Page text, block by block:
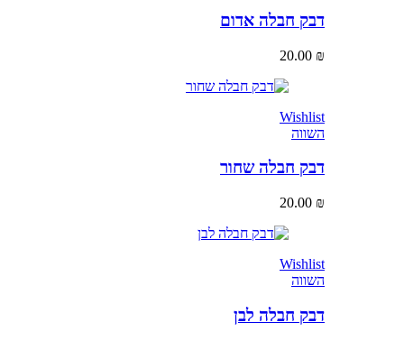
דבק חבלה אדום
20.00
Wishlist
דבק חבלה שחור
20.00
Wishlist
דבק חבלה לבן